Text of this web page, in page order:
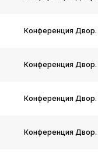
Конференция
Конференция
Конференция
Конференция